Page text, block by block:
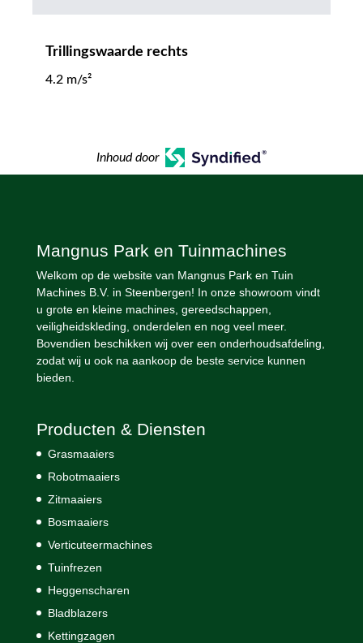
Trillingswaarde rechts
4.2 m/s²
Inhoud door
Mangnus Park en Tuinmachines
Welkom op de website van Mangnus Park en Tuin
Machines B.V. in Steenbergen! In onze showroom vindt
u grote en kleine machines, gereedschappen,
veiligheidskleding, onderdelen en nog veel meer.
Bovendien beschikken wij over een onderhoudsafdeling,
zodat wij u ook na aankoop de beste service kunnen
bieden.
Producten & Diensten
Grasmaaiers
Robotmaaiers
Zitmaaiers
Bosmaaiers
Verticuteermachines
Tuinfrezen
Heggenscharen
Bladblazers
Kettingzagen